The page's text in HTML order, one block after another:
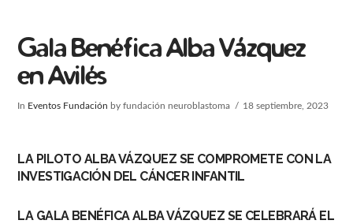
Gala Benéfica Alba Vázquez
en Avilés
In Eventos Fundación by fundación neuroblastoma 18 septiembre, 2023
LA PILOTO ALBA VÁZQUEZ SE COMPROMETE CON LA
INVESTIGACIÓN DEL CÁNCER INFANTIL
LA GALA BENÉFICA ALBA VÁZQUEZ SE CELEBRARÁ EL